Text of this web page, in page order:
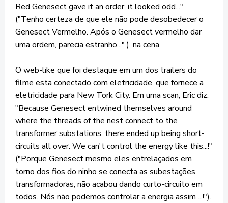
Red Genesect gave it an order, it looked odd..."
("Tenho certeza de que ele não pode desobedecer o
Genesect Vermelho. Após o Genesect vermelho dar
uma ordem, parecia estranho..." ), na cena.
O web-like que foi destaque em um dos trailers do
filme esta conectado com eletricidade, que fornece a
eletricidade para New Tork City. Em uma scan, Eric diz:
"Because Genesect entwined themselves around
where the threads of the nest connect to the
transformer substations, there ended up being short-
circuits all over. We can't control the energy like this...!"
("Porque Genesect mesmo eles entrelaçados em
torno dos fios do ninho se conecta as subestações
transformadoras, não acabou dando curto-circuito em
todos. Nós não podemos controlar a energia assim ...!").